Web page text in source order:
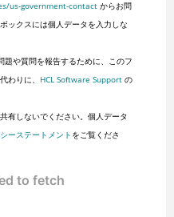
us-government-contactからお問
ックスには個人データを入力しな
や質問を報告するために、このフ
わりに、
HCL Software Supportの
有しないでください。個人データ
ーステートメント をご覧くださ